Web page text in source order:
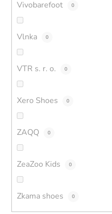
Vivobarefoot 0
Vlnka 0
VTR s. r. o. 0
Xero Shoes 0
ZAQQ 0
ZeaZoo Kids 0
Zkama shoes 0